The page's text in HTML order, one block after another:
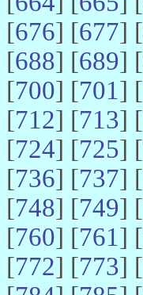
[676] [677] [
[688] [689] [
[700] [701] [
[712] [713] [
[724] [725] [
[736] [737] [
[748] [749] [
[760] [761] [
[772] [773] [